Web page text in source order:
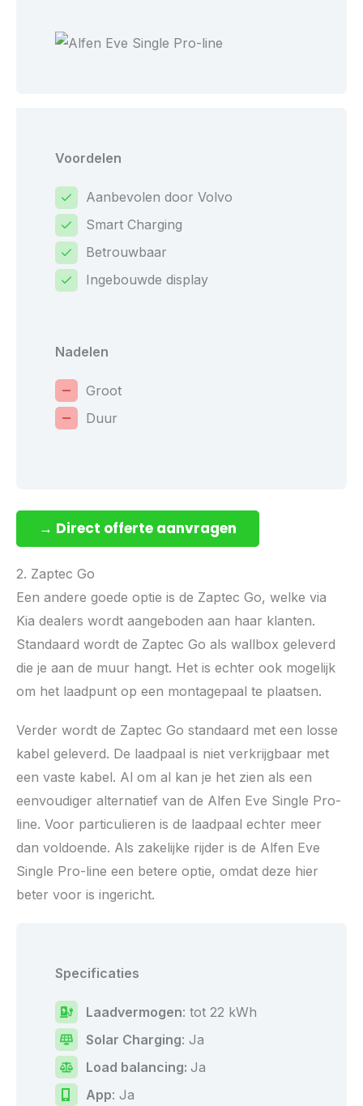
Voordelen
Aanbevolen door Volvo
Smart Charging
Betrouwbaar
Ingebouwde display
Nadelen
Groot
Duur
→ Direct offerte aanvragen
2. Zaptec Go
Een andere goede optie is de Zaptec Go, welke via
Kia dealers wordt aangeboden aan haar klanten.
Standaard wordt de Zaptec Go als wallbox geleverd
die je aan de muur hangt. Het is echter ook mogelijk
om het laadpunt op een montagepaal te plaatsen.
Verder wordt de Zaptec Go standaard met een losse
kabel geleverd. De laadpaal is niet verkrijgbaar met
een vaste kabel. Al om al kan je het zien als een
eenvoudiger alternatief van de Alfen Eve Single Pro-
line. Voor particulieren is de laadpaal echter meer
dan voldoende. Als zakelijke rijder is de Alfen Eve
Single Pro-line een betere optie, omdat deze hier
beter voor is ingericht.
Specificaties
Laadvermogen: tot 22 kWh
Solar Charging: Ja
Load balancing: Ja
App: Ja